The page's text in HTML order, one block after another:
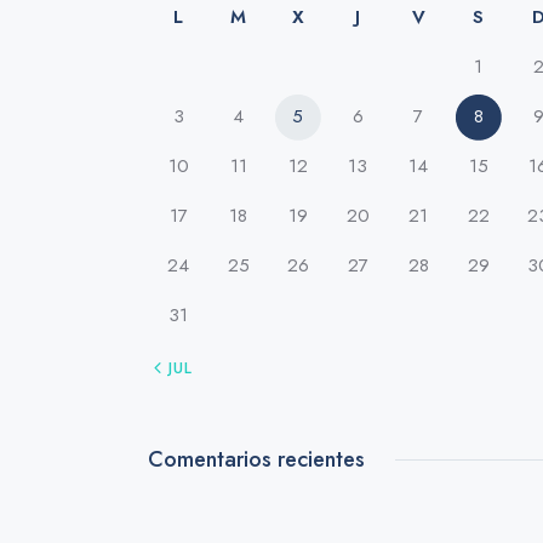
L M X J V S
D
1
2
3
4 5 6 7 8
9
10
11 12 13 14 15
17
18 19 20 21 22
24
25 26 27 28 29
31
« JUL
Comentarios recientes